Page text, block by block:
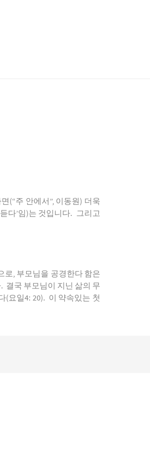
(“주 안에서”, 이동원) 더욱
다’임)는 것입니다. 그리고
로, 부모님을 공경한다 함은
결국 부모님이 지닌 삶의 무
(요일4: 20). 이 약속있는 첫